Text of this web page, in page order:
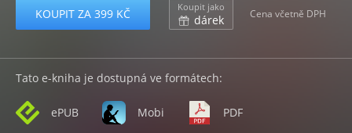
KOUPIT ZA 399 KČ Koupit jako
dárek Cena včetně DPH
Tato e-kniha je dostupná ve formátech:
ePUB Mobi PDF